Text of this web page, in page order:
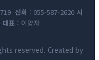
전화 : 055-587-2620 사
대표 : 이양자
reserved. Created by